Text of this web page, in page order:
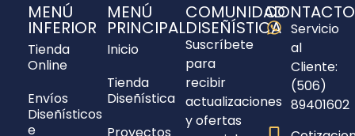
MENÚ
INFERIOR
Tienda
Online
Envíos
Diseñísticos
e
MENÚ
PRINCIPAL
Inicio
Tienda
Diseñística
Proyectos
COMUNIDAD
DISEÑÍSTICA
Suscríbete
para
recibir
actualizaciones
y ofertas
CONTACTO
Servicio
al
Cliente:
(506)
89401602